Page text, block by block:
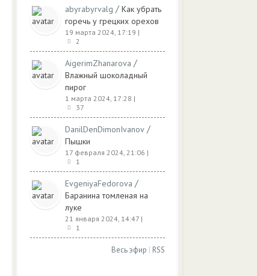
abyrabyrvalg / Как убрать
горечь у грецких орехов
19 марта 2024, 17:19 |
2
AigerimZhanarova /
Влажный шоколадный
пирог
1 марта 2024, 17:28 |
37
DanilDenDimonIvanov /
Пышки
17 февраля 2024, 21:06 |
1
EvgeniyaFedorova /
Баранина томленая на
луке
21 января 2024, 14:47 |
1
Весь эфир | RSS